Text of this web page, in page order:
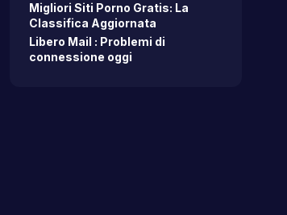
Migliori Siti Porno Gratis: La
Classifica Aggiornata
Libero Mail : Problemi di
connessione oggi